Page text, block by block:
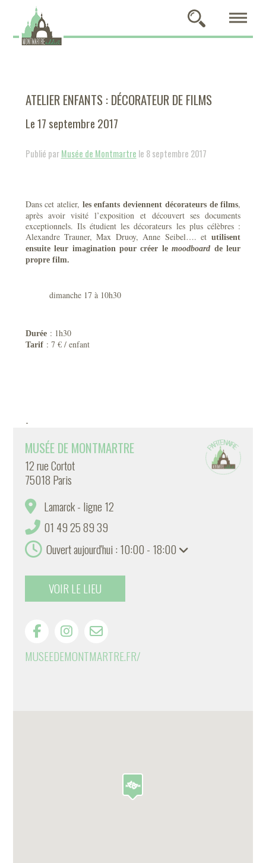
ATELIER ENFANTS : DÉCORATEUR DE FILMS
Le 17 septembre 2017
Publié parMusée de Montmartre le 8 septembre 2017
Dans cet atelier, les enfants deviennent décorateurs de films,
après avoir visité l’exposition et découvert ses documents
exceptionnels. Ils étudient les décorateurs les plus célèbres :
Alexandre Trauner, Max Druoy, Anne Seibel…. etutilisent
ensuite leur imagination pour créer lemoodboard de leur
propre film.
dimanche 17 à 10h30
Durée: 1h30
Tarif: 7 € / enfant
-
MUSÉE DE MONTMARTRE
12 rue Cortot
75018 Paris
Lamarck - ligne 12
01 49 25 89 39
Ouvert aujourd'hui : 10:00 - 18:00
VOIR LE LIEU
MUSEEDEMONTMARTRE.FR/